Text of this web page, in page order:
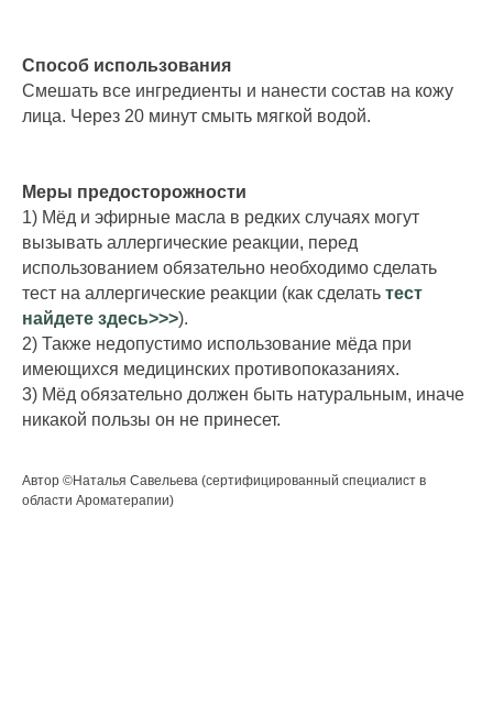
Способ использования
Смешать все ингредиенты и нанести состав на кожу
лица. Через 20 минут смыть мягкой водой.
Меры предосторожности
1) Мёд и эфирные масла в редких случаях могут
вызывать аллергические реакции, перед
использованием обязательно необходимо сделать
тест на аллергические реакции (как сделать тест
найдете здесь>>>).
2) Также недопустимо использование мёда при
имеющихся медицинских противопоказаниях.
3) Мёд обязательно должен быть натуральным, иначе
никакой пользы он не принесет.
Автор ©Наталья Савельева (сертифицированный специалист в
области Ароматерапии)